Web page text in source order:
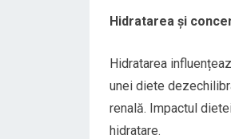
Hidratarea și
Hidratarea
unei diete
renală. Impactul
hidratare.